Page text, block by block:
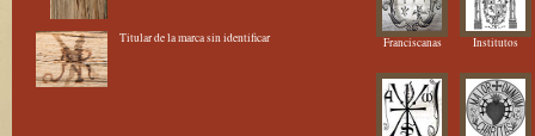
Titular de la marca sin identificar Franciscanas Institutos